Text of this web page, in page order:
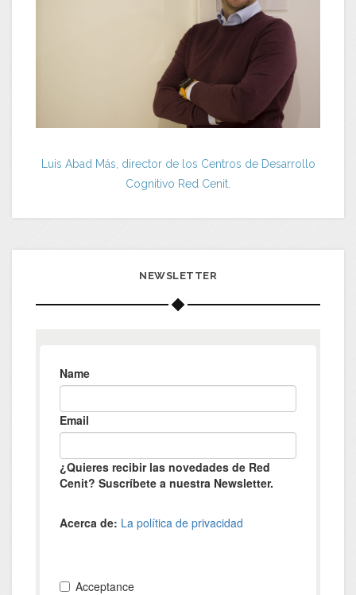
Luis Abad Más, director de los Centros de Desarrollo
Cognitivo Red Cenit.
NEWSLETTER